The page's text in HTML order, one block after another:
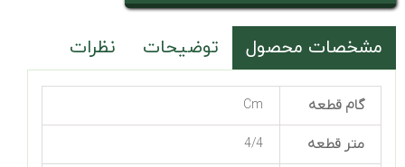
مشخصات محصول توضیحات نظرات
گام قطعه Cm
متر قطعه 4/4